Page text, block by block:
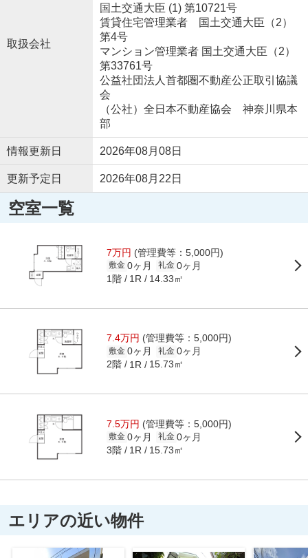
取扱会社
国土交通大臣 (1) 第10721号
賃貸住宅管理業者 国土交通大臣（2）
第4号
マンション管理業者 国土交通大臣（2）
第33761号
公益社団法人首都圏不動産公正取引協議
会
（公社）全日本不動産協会 神奈川県本
部
情報更新日 2026年08月08日
更新予定日 2026年08月22日
空室一覧
7万円 (管理費等：5,000円)
敷金 0ヶ月 礼金 0ヶ月
1階 1R 14.33㎡
7.4万円 (管理費等：5,000円)
敷金 0ヶ月 礼金 0ヶ月
2階 1R 15.73㎡
7.5万円 (管理費等：5,000円)
敷金 0ヶ月 礼金 0ヶ月
3階 1R 15.73㎡
エリアの近い物件